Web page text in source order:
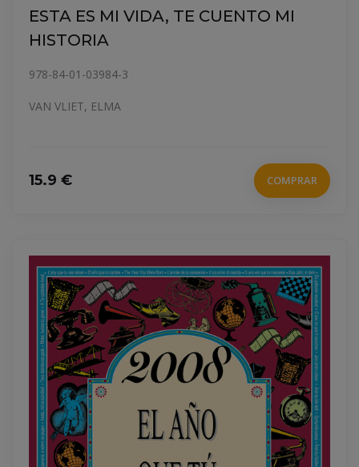
ESTA ES MI VIDA, TE CUENTO MI
HISTORIA
978-84-01-03984-3
VAN VLIET, ELMA
15.9 € COMPRAR